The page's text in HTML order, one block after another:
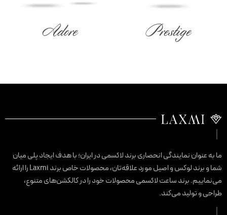
Prestige
Adore
به عنوان نمایندگی انحصاری برند لاکسمی در ایران؛ با هدف ایجاد پلی میان
شما و برند لوکس و اصیل مورد علاقه‌تان، محصولات خاص برند Laxmi را ارائه
برند ساعت لاکسمی محصولات خود را در کالکشن‌های متنوع،
و تولید می‌کند.